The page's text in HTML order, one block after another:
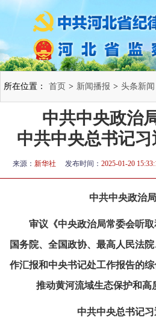
所在位置： 首页 > 新闻播报 > 头条新闻
中共中央政治
中共中央总书记
来源： 新华社 发布时间： 2025-01-20
中共中央政治
审议《中央政治局常委会听取
国务院、全国政协、最高人民法
作汇报和中央书记处工作报告的
推动黄河流域生态保护和高
中共中央总书记